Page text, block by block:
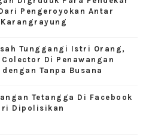
Pengeroyokan Antar
Tunggangi Istri Orang,
Di Penawangan
Tanpa Busana
Tetangga Di Facebook
Dipolisikan